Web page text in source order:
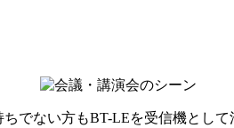
でない方もBT-LEを受信機とし